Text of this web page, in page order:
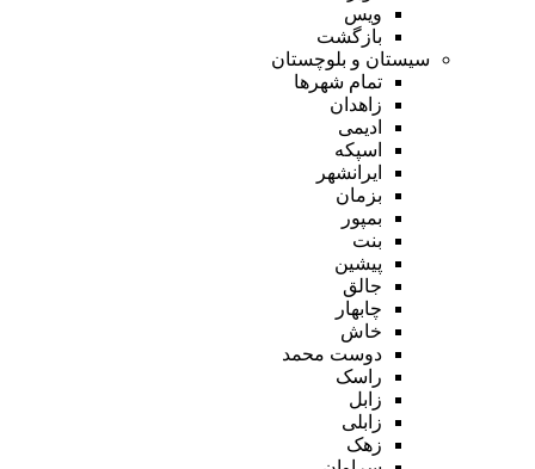
ویس
بازگشت
سیستان و بلوچستان
تمام شهر‌ها
زاهدان
ادیمی
اسپکه
ایرانشهر
بزمان
بمپور
بنت
پیشین
جالق
چابهار
خاش
دوست محمد
راسک
زابل
زابلی
زهک